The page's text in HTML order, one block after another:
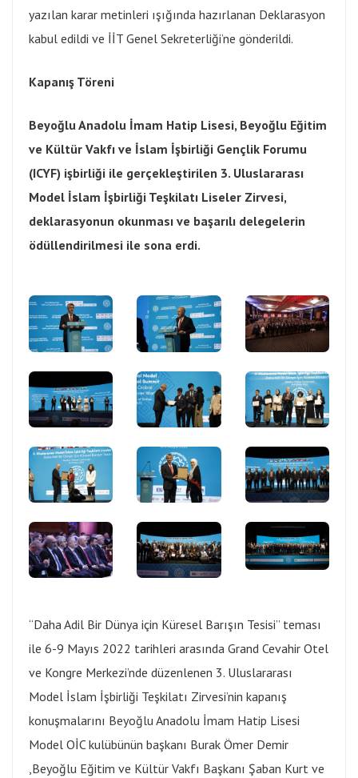
yazılan karar metinleri ışığında hazırlanan Deklarasyon
kabul edildi ve İİT Genel Sekreterliği’ne gönderildi.
Kapanış Töreni
Beyoğlu Anadolu İmam Hatip Lisesi, Beyoğlu Eğitim
ve Kültür Vakfı ve İslam İşbirliği Gençlik Forumu
(ICYF) işbirliği ile gerçekleştirilen 3. Uluslararası
Model İslam İşbirliği Teşkilatı Liseler Zirvesi,
deklarasyonun okunması ve başarılı delegelerin
ödüllendirilmesi ile sona erdi.
“Daha Adil Bir Dünya için Küresel Barışın Tesisi” teması
ile 6-9 Mayıs 2022 tarihleri arasında Grand Cevahir Otel
ve Kongre Merkezi’nde düzenlenen 3. Uluslararası
Model İslam İşbirliği Teşkilatı Zirvesi’nin kapanış
konuşmalarını Beyoğlu Anadolu İmam Hatip Lisesi
Model OİC kulübünün başkanı Burak Ömer Demir
,Beyoğlu Eğitim ve Kültür Vakfı Başkanı Şaban Kurt ve